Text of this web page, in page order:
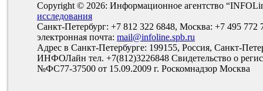
Copyright © 2026: Информационное агентство
исследования
Санкт-Петербург: +7 812 322 6848, Москва: +7 495 772
электронная почта: mail@infoline.spb.ru
Адрес в Санкт-Петербурге: 199155, Россия, Санкт-
ИНФОЛайн тел. +7(812)3226848 Свидетельство о
№ФС77-37500 от 15.09.2009 г. Роскомнадзор Москва